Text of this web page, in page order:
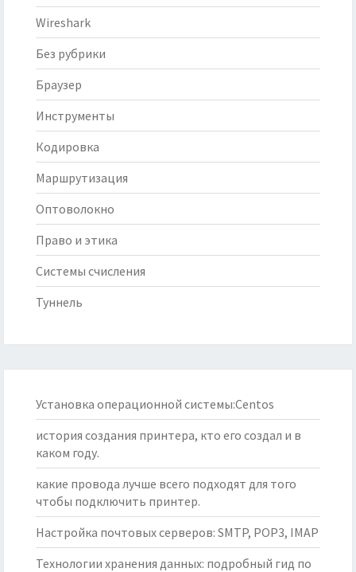
Wireshark
Без рубрики
Браузер
Инструменты
Кодировка
Маршрутизация
Оптоволокно
Право и этика
Системы счисления
Туннель
Установка операционной системы:Centos
история создания принтера, кто его создал и в
каком году.
какие провода лучше всего подходят для того
чтобы подключить принтер.
Настройка почтовых серверов: SMTP, POP3, IMAP
Технологии хранения данных: подробный гид по